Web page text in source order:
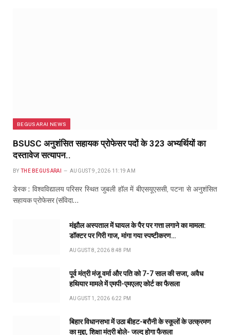
BEGUSARAI NEWS
BSUSC अनुशंसित सहायक प्रोफेसर पदों के 323 अभ्यर्थियों का
दस्तावेज सत्यापन..
BY THE BEGUSARAI AUGUST 9, 2026 11:19 AM
डेस्क : विश्वविद्यालय परिसर स्थित जुबली हॉल में बीएसयूएससी, पटना से अनुशंसित
सहायक प्रोफेसर (संविदा…
मंझौल अस्पताल में घायल के पैर पर गत्ता लगाने का मामला:
डॉक्टर पर गिरी गाज, मांगा गया स्पष्टीकरण…
AUGUST 8, 2026 8:48 PM
पूर्व मंत्री मंजू वर्मा और पति को 7-7 साल की सजा, अवैध
हथियार मामले में एमपी-एमएलए कोर्ट का फैसला
AUGUST 1, 2026 6:22 PM
बिहार विधानसभा में उठा बीहट-बरौनी के स्कूलों के उत्क्रमण
का मुद्दा, शिक्षा मंत्री बोले- जल्द होगा फैसला